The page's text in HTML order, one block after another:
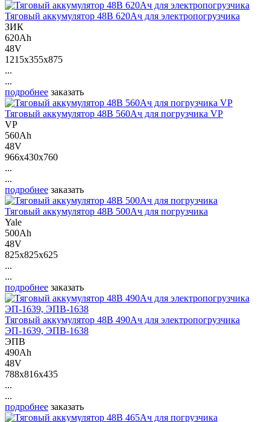
Тяговый аккумулятор 48В 620Ач для электропогрузчика
ЗИК
620Ah
48V
1215x355x875
...
...
подробнее заказать
Тяговый аккумулятор 48В 560Ач для погрузчика VP
VP
560Ah
48V
966x430x760
...
...
подробнее заказать
Тяговый аккумулятор 48В 500Ач для погрузчика
Yale
500Ah
48V
825x825x625
...
...
подробнее заказать
Тяговый аккумулятор 48В 490Ач для электропогрузчика
ЭП-1639, ЭПВ-1638
ЭПВ
490Ah
48V
788x816x435
...
...
подробнее заказать